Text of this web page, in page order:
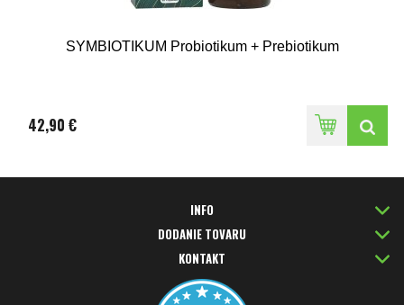
SYMBIOTIKUM Probiotikum + Prebiotikum
42,90 €
INFO
DODANIE TOVARU
KONTAKT